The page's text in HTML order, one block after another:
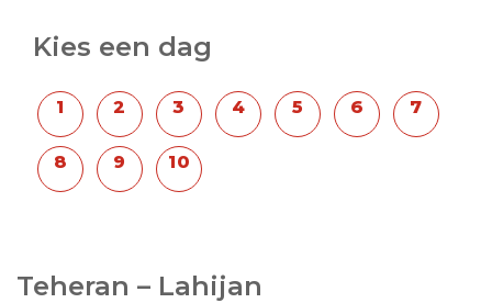
Kies een dag
Teheran – Lahijan